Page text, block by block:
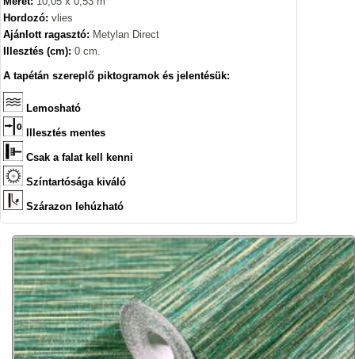
Hordozó: vlies
Ajánlott ragasztó: Metylan Direct
Illesztés (cm): 0 cm.
A tapétán szereplő piktogramok és jelentésük:
Lemosható
Illesztés mentes
Csak a falat kell kenni
Színtartósága kiváló
Szárazon lehúzható